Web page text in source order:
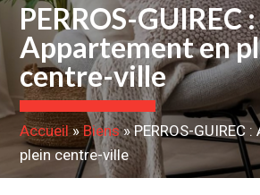
PERROS-GUIREC :
Appartement en
centre-ville
Accueil»Biens»PERROS-GUIREC
plein centre-ville